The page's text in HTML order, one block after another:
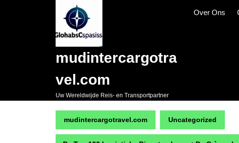
mudintercargotra
vel.com
Uw Wereldwijde Reis- en Transportpartner
Over Ons
mudintercargotravel.com Uncategorized